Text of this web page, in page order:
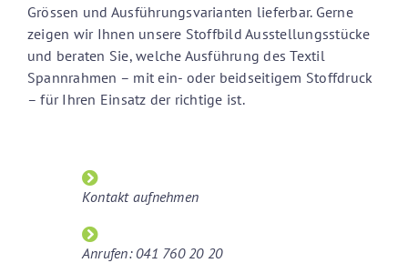
Grössen und Ausführungsvarianten lieferbar. Gerne
zeigen wir Ihnen unsere Stoffbild Ausstellungsstücke
und beraten Sie, welche Ausführung des Textil
Spannrahmen – mit ein- oder beidseitigem Stoffdruck
– für Ihren Einsatz der richtige ist.
Kontakt aufnehmen
Anrufen: 041 760 20 20